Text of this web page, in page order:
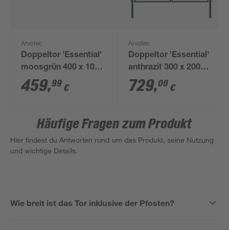
Arvotec
Doppeltor 'Essential'
moosgrün 400 x 100
cm, mit
Zaunanschluss
459,99 €
Arvotec
Doppeltor 'Essential'
anthrazit 300 x 200
cm, mit
Zaunanschluss
729,00 €
Häufige Fragen zum Produkt
Hier findest du Antworten rund um das Produkt, seine Nutzung
und wichtige Details.
Wie breit ist das Tor inklusive der Pfosten?